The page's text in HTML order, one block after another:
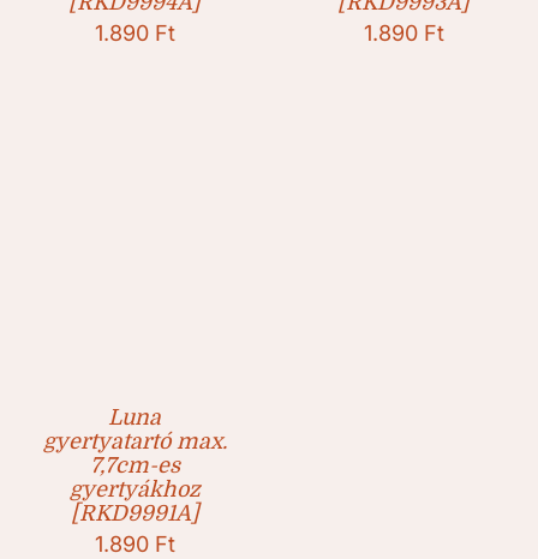
1.890 Ft 1.890 Ft
Luna
gyertyatartó max.
7,7cm-es
gyertyákhoz
[RKD9991A]
1.890 Ft